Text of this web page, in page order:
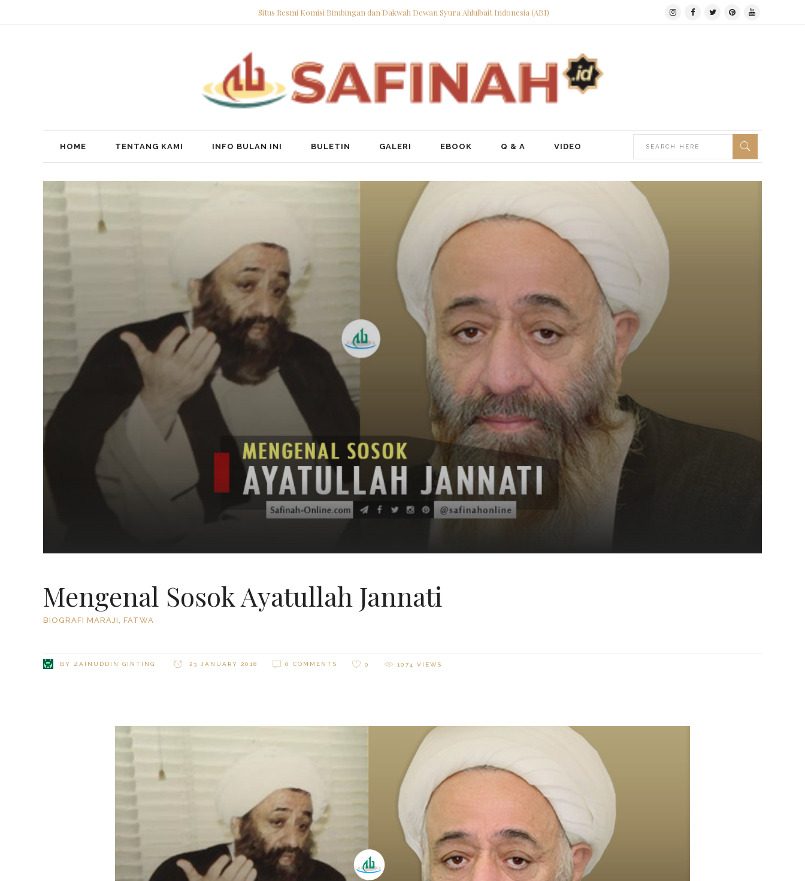
Situs Resmi Komisi Bimbingan dan Dakwah Dewan Syura Ahlulbait Indonesia (ABI)
HOME TENTANG KAMI INFO BULAN INI BULETIN GALERI EBOOK Q & A VIDEO
Mengenal Sosok Ayatullah Jannati
BIOGRAFI MARAJI, FATWA
BY ZAINUDDIN GINTING 23 JANUARY 2018 0 COMMENTS 0 1074 VIEWS